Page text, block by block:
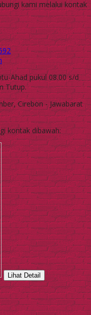
kami melalui kontak
Ahad pukul 08.00 s/d
Tutup.
Cirebon - Jawabarat
kontak dibawah:
Lihat Detail